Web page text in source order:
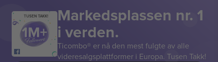
TUSEN TAKK! Markedsplassen nr. 1
i verden.
Ticombo® er nå den mest fulgte av alle
videresalgsplattformer i Europa. Tusen Takk!